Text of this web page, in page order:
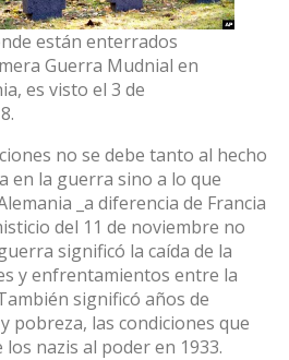
están enterrados
Guerra Mudnial en
es visto el 3 de
no se debe tanto al hecho
en la guerra sino a lo que
_a diferencia de Francia
del 11 de noviembre no
significó la caída de la
y enfrentamientos entre la
significó años de
pobreza, las condiciones que
nazis al poder en 1933.